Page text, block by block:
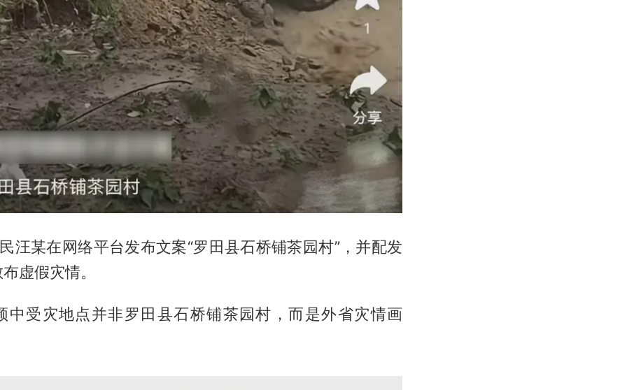
汪某在网络平台发布文案“罗田县石桥铺茶园村”，并配发
虚假灾情。
中受灾地点并非罗田县石桥铺茶园村，而是外省灾情画